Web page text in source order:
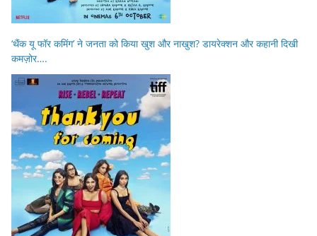
‘थैंक यू फॉर कमिंग’ ने जनता को किया खुश और नाखुश? डायरेक्शन और कहानी दिखी
कमज़ोर….